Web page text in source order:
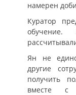
намерен
Куратор
Ян не
другие
получить
вместе с